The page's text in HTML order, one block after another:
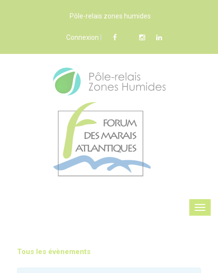
Pôle-relais zones humides
Connexion
Tous les évènements